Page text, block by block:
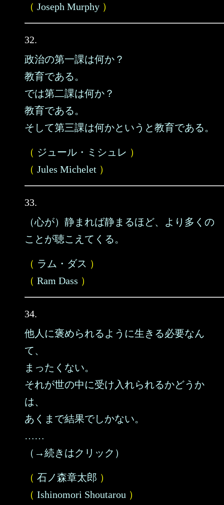
（ Joseph Murphy ）
32.
政治の第一課は何か？
教育である。
では第二課は何か？
教育である。
そして第三課は何かというと教育である。
（ ジュール・ミシュレ ）
（ Jules Michelet ）
33.
（心が）静まれば静まるほど、より多くの
ことが聴こえてくる。
（ ラム・ダス ）
（ Ram Dass ）
34.
他人に褒められるように生きる必要なん
て、
まったくない。
それが世の中に受け入れられるかどうか
は、
あくまで結果でしかない。
……
（→続きはクリック）
（ 石ノ森章太郎 ）
（ Ishinomori Shoutarou ）